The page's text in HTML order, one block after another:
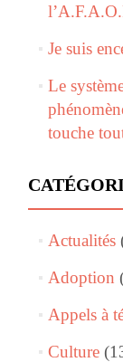
Je suis
Le
touche
Actualités
Adoption
Appels à
Culture